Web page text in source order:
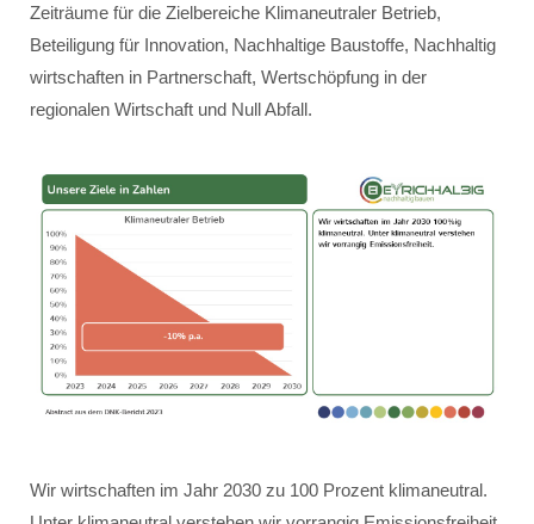
Zeiträume für die Zielbereiche Klimaneutraler Betrieb,
Beteiligung für Innovation, Nachhaltige Baustoffe, Nachhaltig
wirtschaften in Partnerschaft, Wertschöpfung in der
regionalen Wirtschaft und Null Abfall.
Wir wirtschaften im Jahr 2030 zu 100 Prozent klimaneutral.